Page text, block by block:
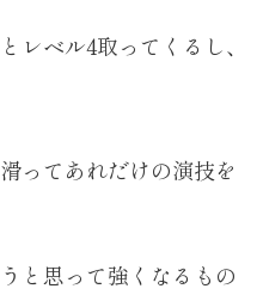
レベル4取ってくるし、
ってあれだけの演技を
と思って強くなるもの